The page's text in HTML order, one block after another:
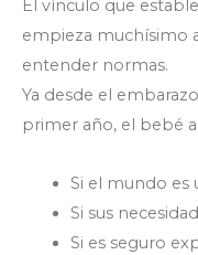
El vínculo que
empieza muchísimo
entender normas.
Ya desde el
primer año, el bebé
Si el mundo es
Si sus
Si es seguro